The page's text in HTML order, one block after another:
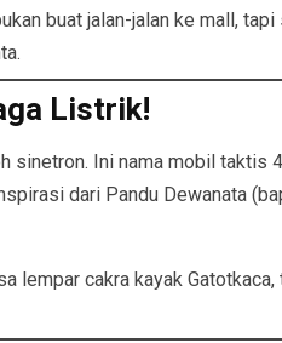
buat jalan-jalan ke mall,
Listrik!
sinetron. Ini nama mobil taktis
dari Pandu Dewanata
lempar cakra kayak